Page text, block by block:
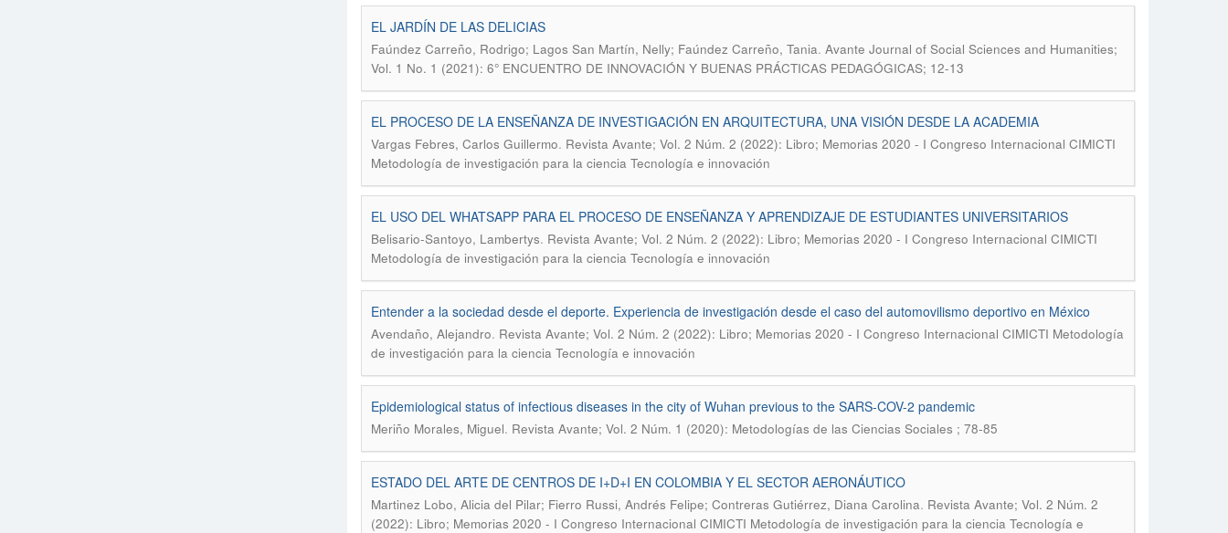
EL JARDÍN DE LAS DELICIAS
Faúndez Carreño, Rodrigo; Lagos San Martín, Nelly; Faúndez Carreño, Tania. Avante Journal of Social Sciences and Humanities;
Vol. 1 No. 1 (2021): 6° ENCUENTRO DE INNOVACIÓN Y BUENAS PRÁCTICAS PEDAGÓGICAS; 12-13
EL PROCESO DE LA ENSEÑANZA DE INVESTIGACIÓN EN ARQUITECTURA, UNA VISIÓN DESDE LA ACADEMIA
Vargas Febres, Carlos Guillermo. Revista Avante; Vol. 2 Núm. 2 (2022): Libro; Memorias 2020 - I Congreso Internacional CIMICTI
Metodología de investigación para la ciencia Tecnología e innovación
EL USO DEL WHATSAPP PARA EL PROCESO DE ENSEÑANZA Y APRENDIZAJE DE ESTUDIANTES UNIVERSITARIOS
Belisario-Santoyo, Lambertys. Revista Avante; Vol. 2 Núm. 2 (2022): Libro; Memorias 2020 - I Congreso Internacional CIMICTI
Metodología de investigación para la ciencia Tecnología e innovación
Entender a la sociedad desde el deporte. Experiencia de investigación desde el caso del automovilismo deportivo en México
Avendaño, Alejandro. Revista Avante; Vol. 2 Núm. 2 (2022): Libro; Memorias 2020 - I Congreso Internacional CIMICTI Metodología
de investigación para la ciencia Tecnología e innovación
Epidemiological status of infectious diseases in the city of Wuhan previous to the SARS-COV-2 pandemic
Meriño Morales, Miguel. Revista Avante; Vol. 2 Núm. 1 (2020): Metodologías de las Ciencias Sociales ; 78-85
ESTADO DEL ARTE DE CENTROS DE I+D+I EN COLOMBIA Y EL SECTOR AERONÁUTICO
Martinez Lobo, Alicia del Pilar; Fierro Russi, Andrés Felipe; Contreras Gutiérrez, Diana Carolina. Revista Avante; Vol. 2 Núm. 2
(2022): Libro; Memorias 2020 - I Congreso Internacional CIMICTI Metodología de investigación para la ciencia Tecnología e